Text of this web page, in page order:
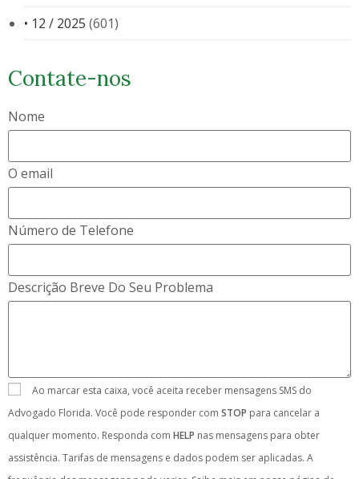
• 12 / 2025 (601)
Contate-nos
Nome
O email
Número de Telefone
Descrição Breve Do Seu Problema
Ao marcar esta caixa, você aceita receber mensagens SMS do
Advogado Florida. Você pode responder com STOP para cancelar a
qualquer momento. Responda com HELP nas mensagens para obter
assistência. Tarifas de mensagens e dados podem ser aplicadas. A